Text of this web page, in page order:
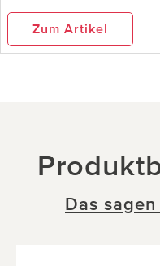
Zum Artikel
Das